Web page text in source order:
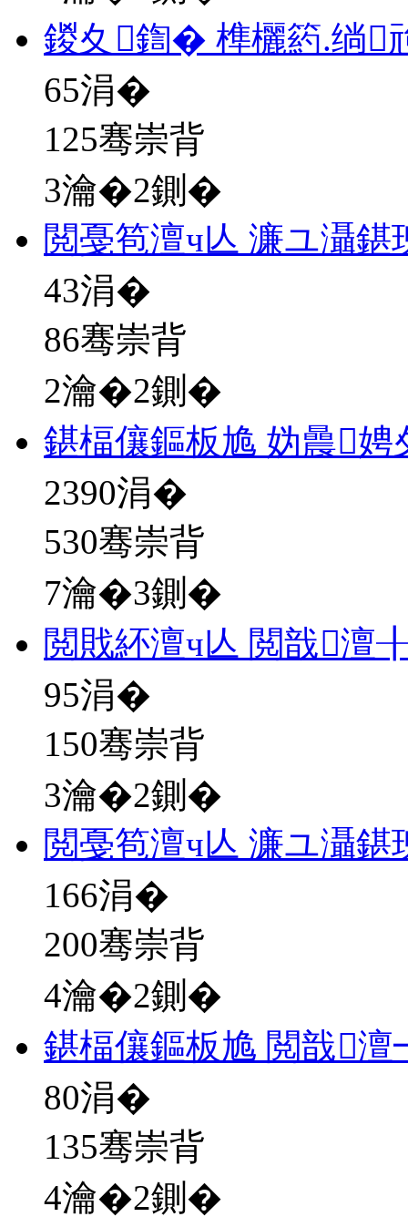
鍐夊鍧� 榫欐箹.绱
65涓�
125骞崇背
3瀹�2鍘�
閲戞笣澶ч亾 濂ユ灄鍖
43涓�
86骞崇背
2瀹�2鍘�
鍖楅儴鏂板尯 妫曟
2390涓�
530骞崇背
7瀹�3鍘�
閲戝紑澶ч亾 閲戠澶
95涓�
150骞崇背
3瀹�2鍘�
閲戞笣澶ч亾 濂ユ灄鍖
166涓�
200骞崇背
4瀹�2鍘�
鍖楅儴鏂板尯 閲戠
80涓�
135骞崇背
4瀹�2鍘�